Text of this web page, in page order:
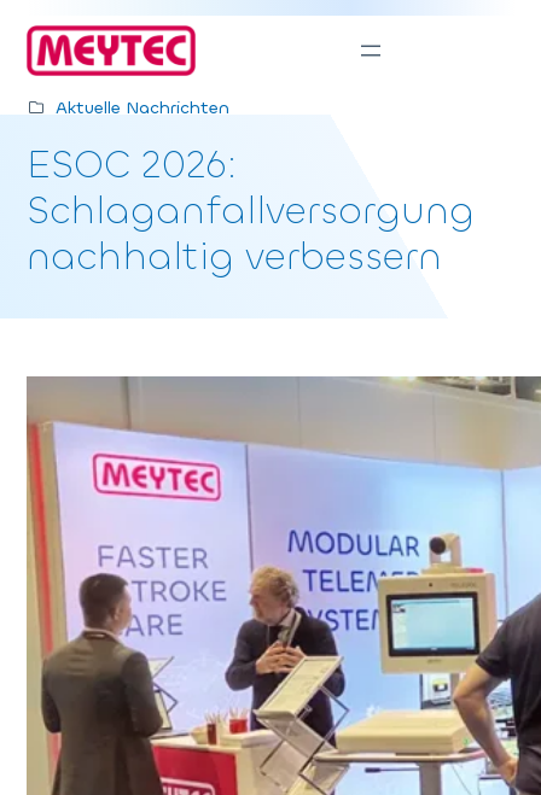
Inhalt
springen
Aktuelle Nachrichten
ESOC 2026:
Schlaganfallversorgung
nachhaltig verbessern